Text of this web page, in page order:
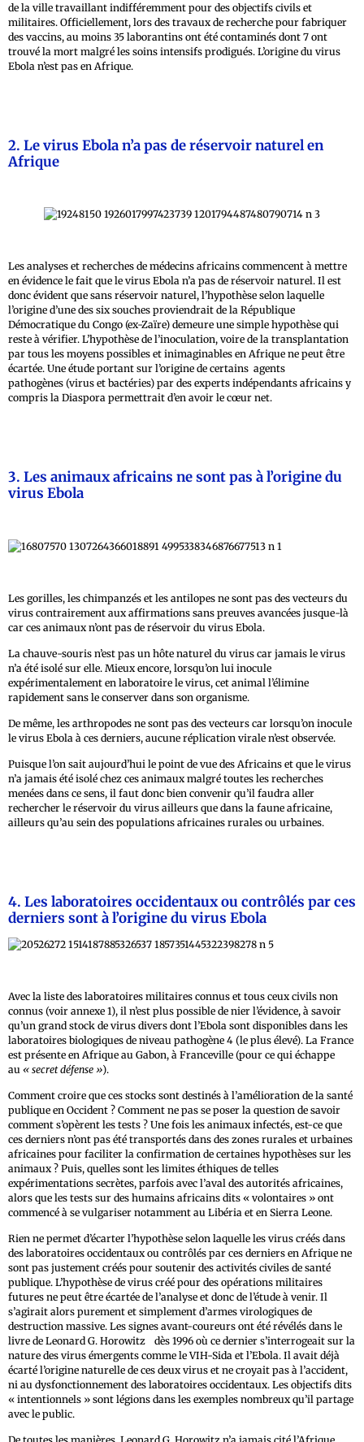
de la ville travaillant indifféremment pour des objectifs civils et
militaires. Officiellement, lors des travaux de recherche pour fabriquer
des vaccins, au moins 35 laborantins ont été contaminés dont 7 ont
trouvé la mort malgré les soins intensifs prodigués. L’origine du virus
Ebola n’est pas en Afrique.
2. Le virus Ebola n’a pas de réservoir naturel en
Afrique
Les analyses et recherches de médecins africains commencent à mettre
en évidence le fait que le virus Ebola n’a pas de réservoir naturel. Il est
donc évident que sans réservoir naturel, l’hypothèse selon laquelle
l’origine d’une des six souches proviendrait de la République
Démocratique du Congo (ex-Zaïre) demeure une simple hypothèse qui
reste à vérifier. L’hypothèse de l’inoculation, voire de la transplantation
par tous les moyens possibles et inimaginables en Afrique ne peut être
écartée. Une étude portant sur l’origine de certains agents
pathogènes (virus et bactéries) par des experts indépendants africains y
compris la Diaspora permettrait d’en avoir le cœur net.
3. Les animaux africains ne sont pas à l’origine du
virus Ebola
Les gorilles, les chimpanzés et les antilopes ne sont pas des vecteurs du
virus contrairement aux affirmations sans preuves avancées jusque-là
car ces animaux n’ont pas de réservoir du virus Ebola.
La chauve-souris n’est pas un hôte naturel du virus car jamais le virus
n’a été isolé sur elle. Mieux encore, lorsqu’on lui inocule
expérimentalement en laboratoire le virus, cet animal l’élimine
rapidement sans le conserver dans son organisme.
De même, les arthropodes ne sont pas des vecteurs car lorsqu’on inocule
le virus Ebola à ces derniers, aucune réplication virale n’est observée.
Puisque l’on sait aujourd’hui le point de vue des Africains et que le virus
n’a jamais été isolé chez ces animaux malgré toutes les recherches
menées dans ce sens, il faut donc bien convenir qu’il faudra aller
rechercher le réservoir du virus ailleurs que dans la faune africaine,
ailleurs qu’au sein des populations africaines rurales ou urbaines.
4. Les laboratoires occidentaux ou contrôlés par ces
derniers sont à l’origine du virus Ebola
Avec la liste des laboratoires militaires connus et tous ceux civils non
connus (voir annexe 1), il n’est plus possible de nier l’évidence, à savoir
qu’un grand stock de virus divers dont l’Ebola sont disponibles dans les
laboratoires biologiques de niveau pathogène 4 (le plus élevé). La France
est présente en Afrique au Gabon, à Franceville (pour ce qui échappe
au « secret défense »).
Comment croire que ces stocks sont destinés à l’amélioration de la santé
publique en Occident ? Comment ne pas se poser la question de savoir
comment s’opèrent les tests ? Une fois les animaux infectés, est-ce que
ces derniers n’ont pas été transportés dans des zones rurales et urbaines
africaines pour faciliter la confirmation de certaines hypothèses sur les
animaux ? Puis, quelles sont les limites éthiques de telles
expérimentations secrètes, parfois avec l’aval des autorités africaines,
alors que les tests sur des humains africains dits « volontaires » ont
commencé à se vulgariser notamment au Libéria et en Sierra Leone.
Rien ne permet d’écarter l’hypothèse selon laquelle les virus créés dans
des laboratoires occidentaux ou contrôlés par ces derniers en Afrique ne
sont pas justement créés pour soutenir des activités civiles de santé
publique. L’hypothèse de virus créé pour des opérations militaires
futures ne peut être écartée de l’analyse et donc de l’étude à venir. Il
s’agirait alors purement et simplement d’armes virologiques de
destruction massive. Les signes avant-coureurs ont été révélés dans le
livre de Leonard G. Horowitz
dès 1996 où ce dernier s’interrogeait sur la
nature des virus émergents comme le VIH-Sida et l’Ebola. Il avait déjà
écarté l’origine naturelle de ces deux virus et ne croyait pas à l’accident,
ni au dysfonctionnement des laboratoires occidentaux. Les objectifs dits
« intentionnels » sont légions dans les exemples nombreux qu’il partage
avec le public.